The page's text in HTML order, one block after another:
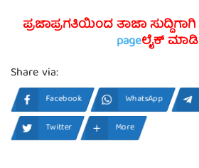
ಪ್ರಜಾಪ್ರಗತಿಯಿಂದ ತಾಜಾ ಸುದ್ದಿಗಾಗಿ
pageಲೈಕ್ ಮಾಡಿ
Share via:
Facebook WhatsApp
Twitter
More